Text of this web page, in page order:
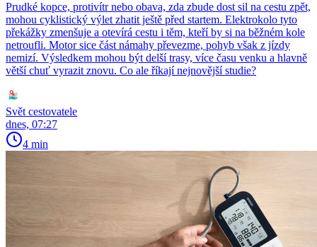
Prudké kopce, protivítr nebo obava, zda zbude dost sil na cestu zpět,
mohou cyklistický výlet zhatit ještě před startem. Elektrokolo tyto
překážky zmenšuje a otevírá cestu i těm, kteří by si na běžném kole
netroufli. Motor sice část námahy převezme, pohyb však z jízdy
nemizí. Výsledkem mohou být delší trasy, více času venku a hlavně
větší chuť vyrazit znovu. Co ale říkají nejnovější studie?
Svět cestovatele
dnes, 07:27
4 min